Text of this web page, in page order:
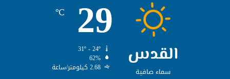
القدس
سماء صافية
29
℃
62%
2.68 كيلومتر/ساعة